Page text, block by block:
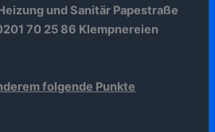
und Sanitär Papestraße
70 25 86 Klempnereien
folgende Punkte